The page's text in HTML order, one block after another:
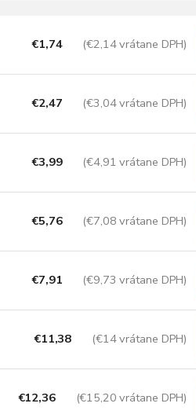
€1,74 (€2,14 vrátane DPH)
€2,47 (€3,04 vrátane DPH)
€3,99 (€4,91 vrátane DPH)
€5,76 (€7,08 vrátane DPH)
€7,91 (€9,73 vrátane DPH)
€11,38 (€14 vrátane DPH)
€12,36 (€15,20 vrátane DPH)